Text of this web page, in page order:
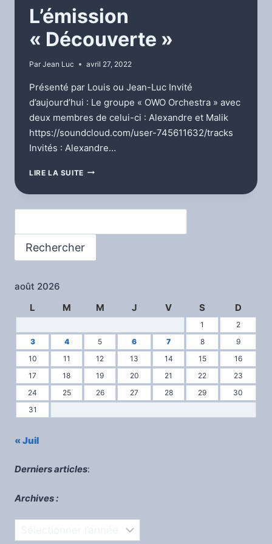
L’émission
« Découverte »
Par Jean Luc avril 27, 2022
Présenté par Louis ou Jean-Luc Invité
d’aujourd’hui : Le groupe « OWO Orchestra » avec
deux membres de celui-ci : Alexandre et Malik
https://soundcloud.com/user-745611632/tracks
Invités : Alexandre…
LIRE LA SUITE L’ÉMISSION
Rechercher
août 2026
L
M M J V S D
1
2
3
4 5 6 7 8
9
10
11 12 13 14 15
16
17
18 19 20 21 22
23
24
25 26 27 28 29
30
31
« Juil
Derniers articles:
Archives :